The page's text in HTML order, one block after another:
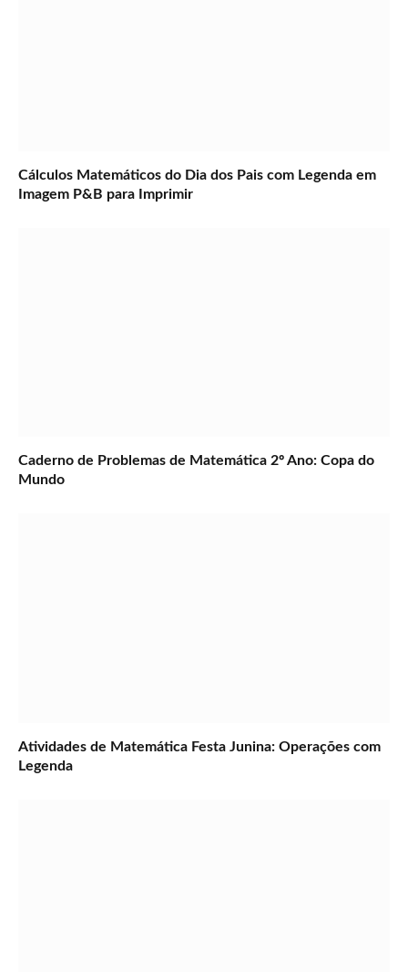
Cálculos Matemáticos do Dia dos Pais com Legenda em
Imagem P&B para Imprimir
Caderno de Problemas de Matemática 2º Ano: Copa do
Mundo
Atividades de Matemática Festa Junina: Operações com
Legenda